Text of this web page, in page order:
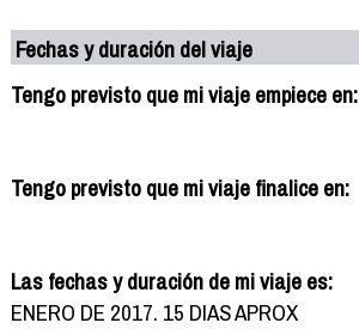
Fechas y duración del viaje
Tengo previsto que mi viaje empiece en:
Tengo previsto que mi viaje finalice en:
Las fechas y duración de mi viaje es:
ENERO DE 2017. 15 DIAS APROX